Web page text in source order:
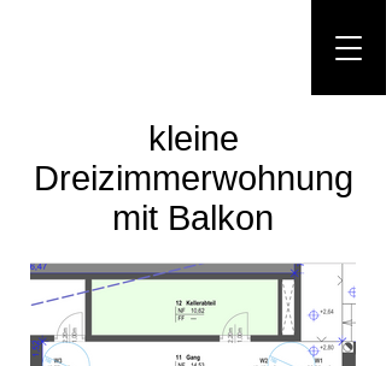
kleine
Dreizimmerwohnung
mit Balkon